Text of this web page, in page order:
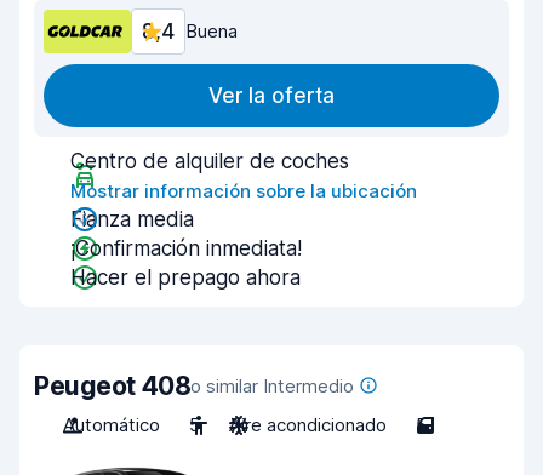
8,4 Buena
Ver la oferta
Centro de alquiler de coches
Mostrar información sobre la ubicación
Fianza media
¡Confirmación inmediata!
Hacer el prepago ahora
Peugeot 408o similar Intermedio
Automático
5 Aire acondicionado 5